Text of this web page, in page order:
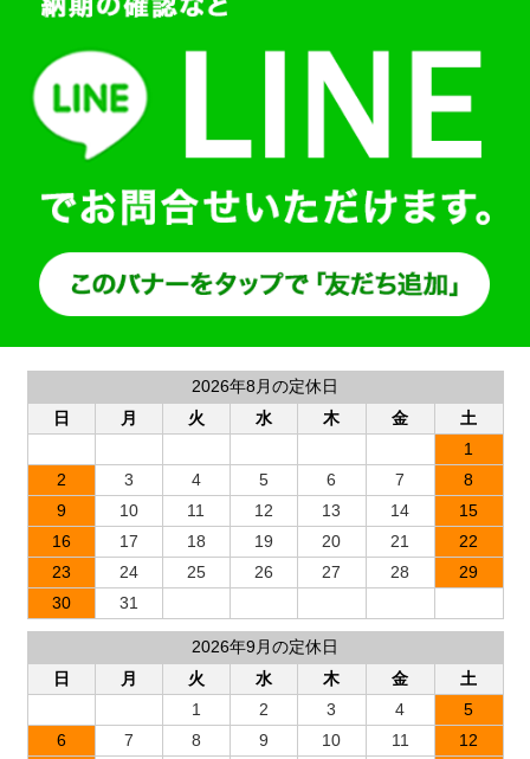
2026年8月の定休日
日
月 火 水 木 金
土
1
2
3 4 5 6 7
8
9
10 11 12 13 14
15
16
17 18 19 20 21
22
23
24 25 26 27 28
29
30
31
2026年9月の定休日
日
月 火 水 木 金
土
1
2 3 4
5
6
7 8 9 10 11
12